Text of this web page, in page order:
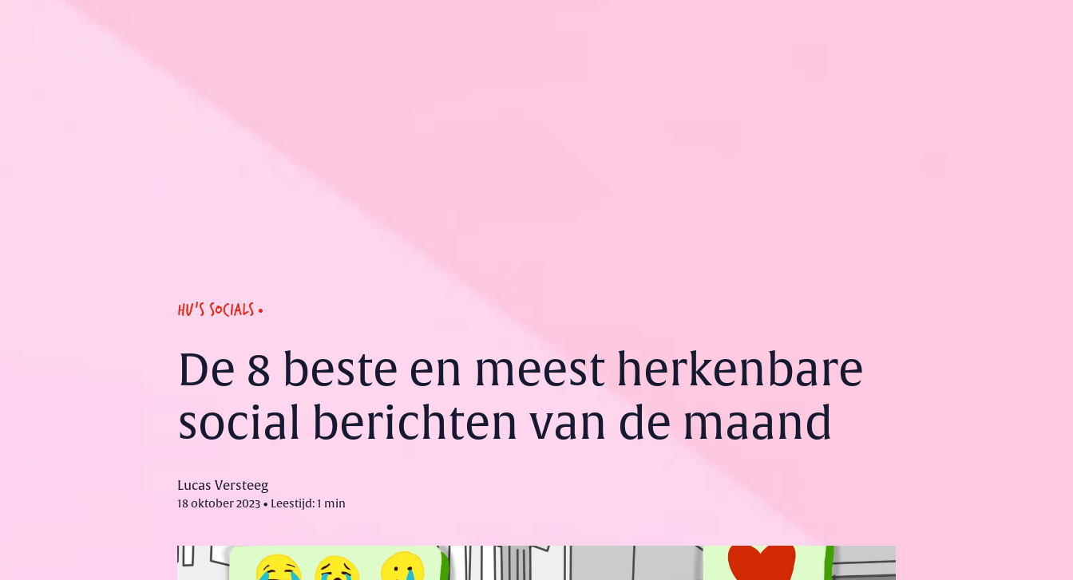
HU'S SOCIALS
De 8 beste en meest herkenbare
social berichten van de maand
Lucas Versteeg
18 oktober 2023 • Leestijd: 1 min